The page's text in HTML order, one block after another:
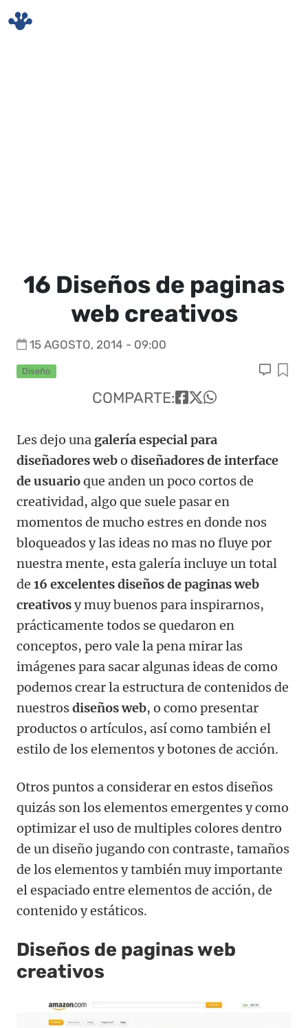
16 Diseños de paginas
web creativos
15 AGOSTO, 2014 - 09:00
Diseño
COMPARTE:
Les dejo una galería especial para
diseñadores webo diseñadores de interface
de usuarioque anden un poco cortos de
creatividad, algo que suele pasar en
momentos de mucho estres en donde nos
bloqueados y las ideas no mas no fluye por
nuestra mente, esta galería incluye un total
de 16 excelentes diseños de paginas web
creativosy muy buenos para inspirarnos,
prácticamente todos se quedaron en
conceptos, pero vale la pena mirar las
imágenes para sacar algunas ideas de como
podemos crear la estructura de contenidos de
nuestrosdiseños web, o como presentar
productos o artículos, así como también el
estilo de los elementos y botones de acción.
Otros puntos a considerar en estos diseños
quizás son los elementos emergentes y como
optimizar el uso de multiples colores dentro
de un diseño jugando con contraste, tamaños
de los elementos y también muy importante
el espaciado entre elementos de acción, de
contenido y estáticos.
Diseños de paginas web
creativos